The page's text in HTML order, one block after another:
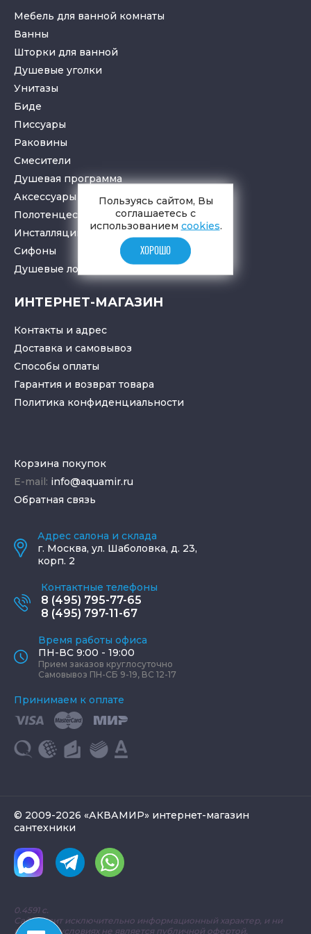
Мебель для ванной комнаты
Ванны
Шторки для ванной
Душевые уголки
Унитазы
Биде
Писсуары
Раковины
Смесители
Душевая программа
Аксессуары в ванную
Полотенцесушители
Инсталляции для санузлов
Cифоны
Душевые лотки
трапы
ИНТЕРНЕТ-МАГАЗИН
Контакты и адрес
Доставка и самовывоз
Способы оплаты
Гарантия и возврат товара
Политика конфиденциальности
Корзина покупок
E-mail: info@aquamir.ru
Обратная связь
Адрес салона и склада
г. Москва, ул. Шаболовка, д. 23,
корп. 2
Контактные телефоны
8 (495) 795-77-65
8 (495) 797-11-67
Время работы офиса
ПН-ВС 9:00 - 19:00
Прием заказов круглосуточно
Самовывоз ПН-СБ 9-19, ВС 12-17
Принимаем к оплате
© 2009-2026 «АКВАМИР» интернет-магазин
сантехники
0.4591 с.
Сайт носит исключительно информационный характер, и ни
при каких условиях не является публичной офертой,
Пользуясь сайтом, Вы
соглашаетесь с
использованием cookies.
ХОРОШО